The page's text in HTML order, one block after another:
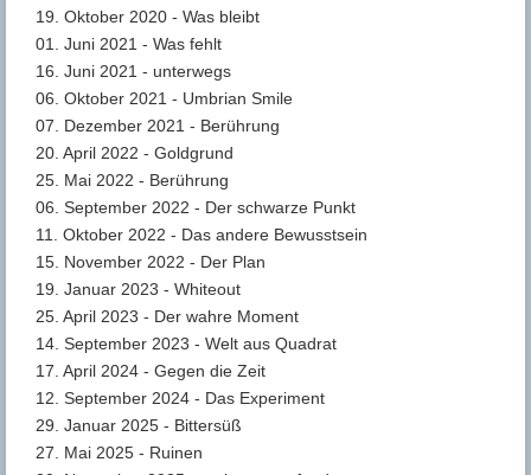
19. Oktober 2020 - Was bleibt
01. Juni 2021 - Was fehlt
16. Juni 2021 - unterwegs
06. Oktober 2021 - Umbrian Smile
07. Dezember 2021 - Berührung
20. April 2022 - Goldgrund
25. Mai 2022 - Berührung
06. September 2022 - Der schwarze Punkt
11. Oktober 2022 - Das andere Bewusstsein
15. November 2022 - Der Plan
19. Januar 2023 - Whiteout
25. April 2023 - Der wahre Moment
14. September 2023 - Welt aus Quadrat
17. April 2024 - Gegen die Zeit
12. September 2024 - Das Experiment
29. Januar 2025 - Bittersüß
27. Mai 2025 - Ruinen